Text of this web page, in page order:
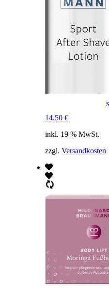
14,50 €
inkl. 19 % MwSt.
zzgl. Versandkosten